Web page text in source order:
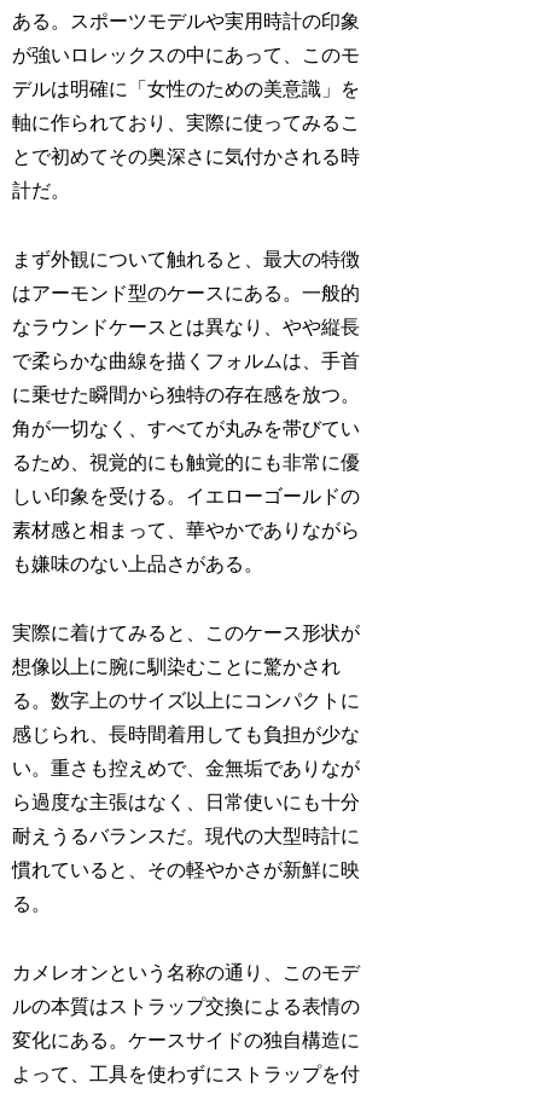
ある。スポーツモデルや実用時計の印象
が強いロレックスの中にあって、このモ
デルは明確に「女性のための美意識」を
軸に作られており、実際に使ってみるこ
とで初めてその奥深さに気付かされる時
計だ。
まず外観について触れると、最大の特徴
はアーモンド型のケースにある。一般的
なラウンドケースとは異なり、やや縦長
で柔らかな曲線を描くフォルムは、手首
に乗せた瞬間から独特の存在感を放つ。
角が一切なく、すべてが丸みを帯びてい
るため、視覚的にも触覚的にも非常に優
しい印象を受ける。イエローゴールドの
素材感と相まって、華やかでありながら
も嫌味のない上品さがある。
実際に着けてみると、このケース形状が
想像以上に腕に馴染むことに驚かされ
る。数字上のサイズ以上にコンパクトに
感じられ、長時間着用しても負担が少な
い。重さも控えめで、金無垢でありなが
ら過度な主張はなく、日常使いにも十分
耐えうるバランスだ。現代の大型時計に
慣れていると、その軽やかさが新鮮に映
る。
カメレオンという名称の通り、このモデ
ルの本質はストラップ交換による表情の
変化にある。ケースサイドの独自構造に
よって、工具を使わずにストラップを付